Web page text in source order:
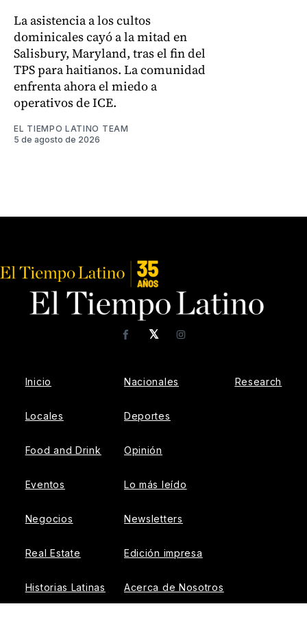
La asistencia a los cultos
dominicales cayó a la mitad en
Salisbury, Maryland, tras el fin del
TPS para haitianos. La comunidad
enfrenta ahora el miedo a
operativos de ICE.
EL TIEMPO LATINO TEAM
5 de agosto de 2026
𝕏
FacebookInstagram
Inicio
Locales
Food and Drink
Eventos
Negocios
Real Estate
Historias Latinas
Nacionales
Deportes
Opinión
Lo más leído
Newsletters
Edición impresa
Acerca de Nosotros
Research